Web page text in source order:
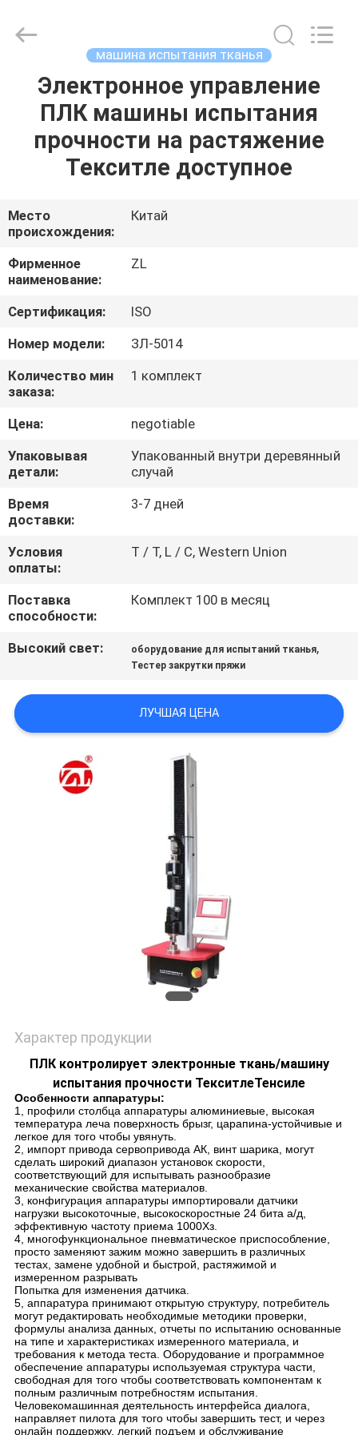
ДОМ
ПРОДУКТЫ
О
НАС
ПУТЕШЕСТВИЕ
ФАБРИКИ
ПРОВЕРКА
КАЧЕСТВА
СВЯЖИТЕСЬ
МЫ
НОВОСТИ
СПРОСИТЕ
SHOW
SITEMAP
Technology
машина испытания тканья
Электронное управление
ПЛК машины испытания
прочности на растяжение
Текситле доступное
Место
происхождения:
Китай
Фирменное
наименование:
ZL
Сертификация:
ISO
Номер модели:
ЗЛ-5014
Количество мин
заказа:
1 комплект
Цена:
negotiable
Упаковывая
детали:
Упакованный внутри деревянный
случай
Время
доставки:
3-7 дней
Условия
оплаты:
T / T, L / C, Western Union
Поставка
способности:
Комплект 100 в месяц
Высокий свет: оборудование для испытаний тканья,
Тестер закрутки пряжи
ЛУЧШАЯ ЦЕНА
Характер продукции
ПЛК контролирует электронные ткань/машину
испытания прочности ТекситлеТенсиле
Особенности аппаратуры:
1, профили столбца аппаратуры алюминиевые, высокая
температура леча поверхность брызг, царапина-устойчивые и
легкое для того чтобы увянуть.
2, импорт привода сервопривода АК, винт шарика, могут
сделать широкий диапазон установок скорости,
соответствующий для испытывать разнообразие
механические свойства материалов.
3, конфигурация аппаратуры импортировали датчики
нагрузки высокоточные, высокоскоростные 24 бита а/д,
эффективную частоту приема 1000Хз.
4, многофункциональное пневматическое приспособление,
просто заменяют зажим можно завершить в различных
тестах, замене удобной и быстрой, растяжимой и
измеренном разрывать
Попытка для изменения датчика.
5, аппаратура принимают открытую структуру, потребитель
могут редактировать необходимые методики проверки,
формулы анализа данных, отчеты по испытанию основанные
на типе и характеристиках измеренного материала, и
требования к метода теста. Оборудование и программное
обеспечение аппаратуры используемая структура части,
свободная для того чтобы соответствовать компонентам к
полным различным потребностям испытания.
Человекомашинная деятельность интерфейса диалога,
направляет пилота для того чтобы завершить тест, и через
онлайн поддержку, легкий подъем и обслуживание